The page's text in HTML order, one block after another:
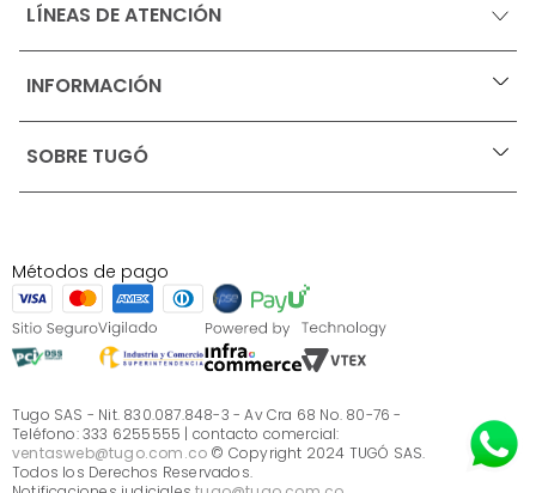
LÍNEAS DE ATENCIÓN
INFORMACIÓN +
Ofertas vigentes
Términos, condiciones y restricciones para productos
S.A.S
Términos, condiciones y restricciones Tugó S.A.S
Instructivo cuidado de muebles
Sé parte de Tugó
¿Quiénes somos?
Servicio al cliente
SOBRE TUGÓ +
¿Quieres vender en Tugó?
Métodos de pago
Tugo SAS - Nit. 830.087.848-3 - Av Cra 68 No. 80-76 -
Teléfono: 333 6255555 | contacto comercial:
ventasweb@tugo.com.co © Copyright 2024 TUGÓ SAS.
Todos los Derechos Reservados.